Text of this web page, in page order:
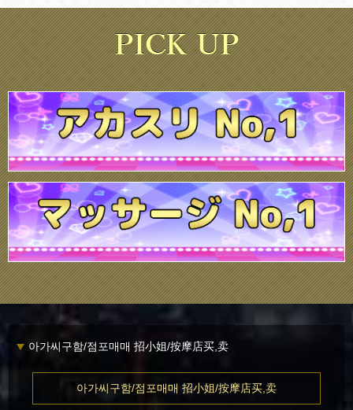
아가씨구함/점포매매 招小姐/按摩店买,卖
아가씨구함/점포매매 招小姐/按摩店买,卖